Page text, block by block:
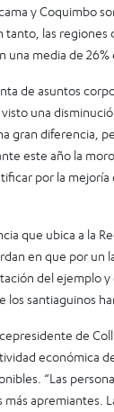
y Coquimbo
las regiones
una media de
de asuntos
visto una
gran diferencia,
este año la
por la
que ubica a la
en que por un
del ejemplo
los santiaguinos
de
económica
“Las
más apremiantes.